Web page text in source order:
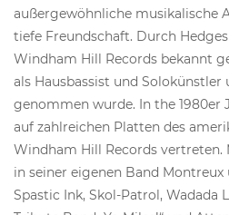
außergewöhnliche musikalische
tiefe Freundschaft. Durch
Windham Hill Records bekannt
als Hausbassist und Solokünstler
genommen wurde. In the 1980er
auf zahlreichen Platten des
Windham Hill Records vertreten.
in seiner eigenen Band
Spastic Ink, Skol-Patrol, Wadada